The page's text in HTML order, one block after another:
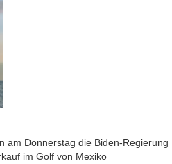
am Donnerstag die Biden-Regierung
im Golf von Mexiko